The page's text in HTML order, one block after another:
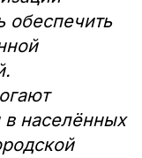
обеспечить
в населённых